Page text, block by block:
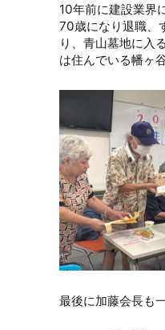
10年前に建設業界
70歳になり退職、
り、青山墓地に入
は住んでいる幡ヶ
最後に加藤会長も一